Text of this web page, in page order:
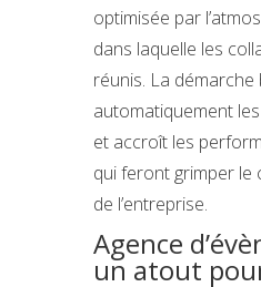
optimisée par
dans laquelle les
réunis. La
automatiquement
et accroît les
qui feront grimper le
de l’entreprise.
Agence
un atout